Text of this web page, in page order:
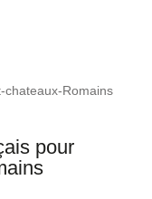
chateaux-Romains
pour